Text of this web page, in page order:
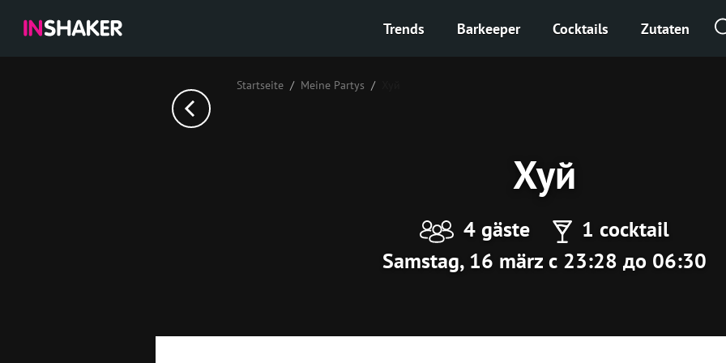
Trends Barkeeper Cocktails Zutaten
Startseite Meine Partys
Хуй
4 gäste
1 cocktail
Samstag, 16 märz с 23:28 до 06:30